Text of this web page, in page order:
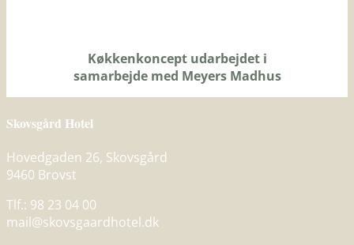
Køkkenkoncept udarbejdet i
samarbejde med Meyers Madhus
Skovsgård Hotel
Hovedgaden 26, Skovsgård
9460 Brovst
Tlf.: 98 23 04 00
mail@skovsgaardhotel.dk